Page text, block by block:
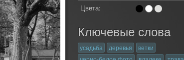
Цвета:
Ключевые слова
усадьба деревья
ветки